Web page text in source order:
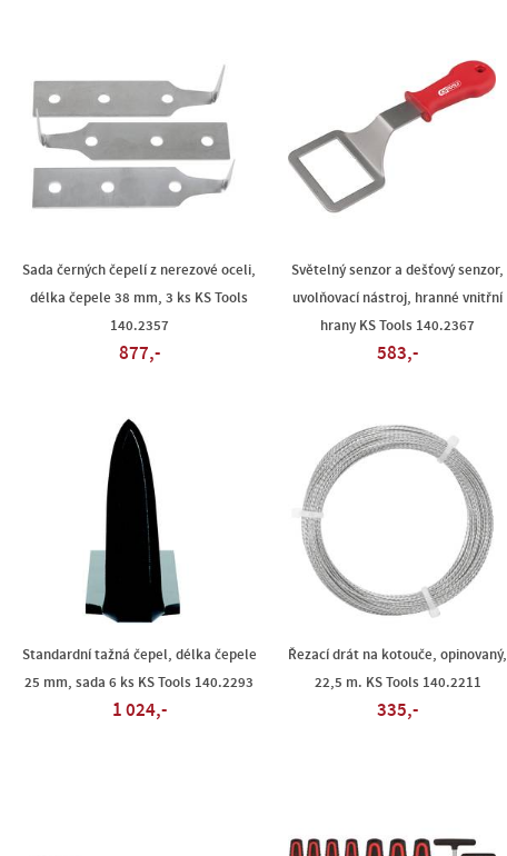
Sada černých čepelí z nerezové oceli,
délka čepele 38 mm, 3 ks KS Tools
140.2357
877,-
Světelný senzor a dešťový senzor,
uvolňovací nástroj, hranné vnitřní
hrany KS Tools 140.2367
583,-
Standardní tažná čepel, délka čepele
25 mm, sada 6 ks KS Tools 140.2293
1 024,-
Řezací drát na kotouče, opinovaný,
22,5 m. KS Tools 140.2211
335,-